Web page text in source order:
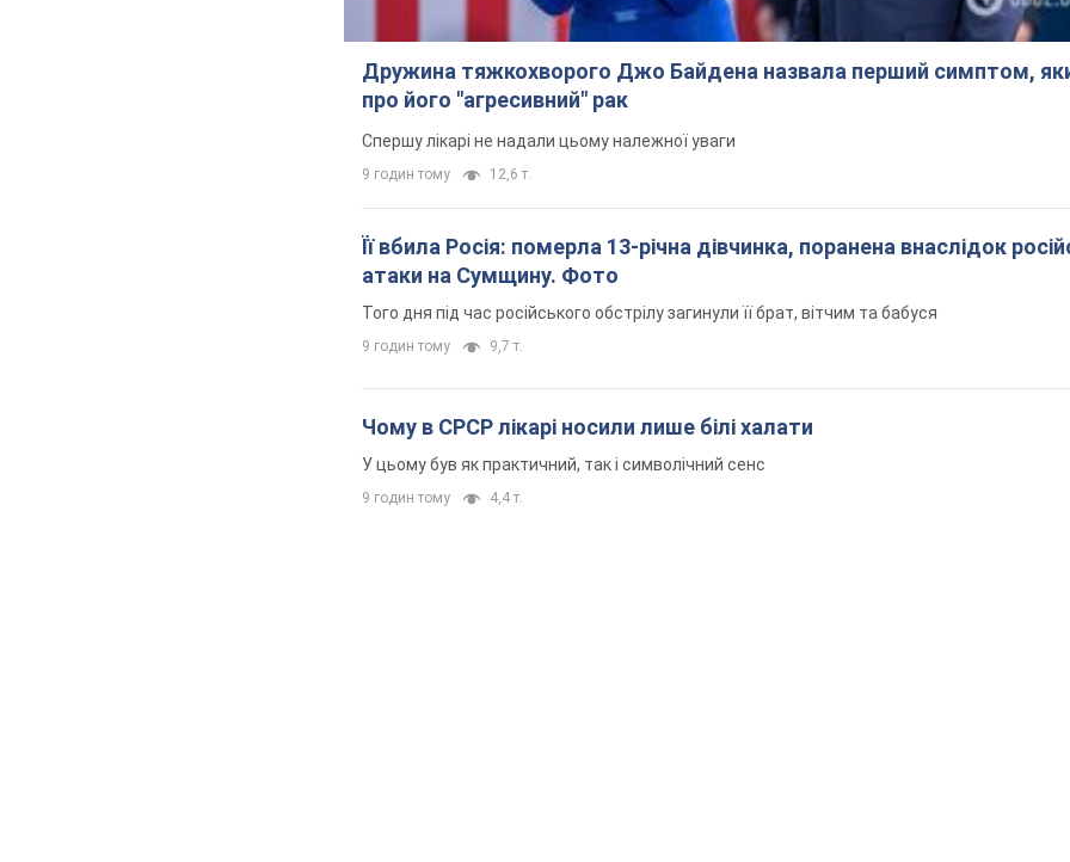
Дружина тяжкохворого Джо Байдена назвала перший симптом,
про його "агресивний" рак
Спершу лікарі не надали цьому належної уваги
9 годин тому 12,6 т.
Її вбила Росія: померла 13-річна дівчинка, поранена внаслідок
атаки на Сумщину. Фото
Того дня під час російського обстрілу загинули її брат, вітчим та бабуся
9 годин тому 9,7 т.
Чому в СРСР лікарі носили лише білі халати
У цьому був як практичний, так і символічний сенс
9 годин тому 4,4 т.